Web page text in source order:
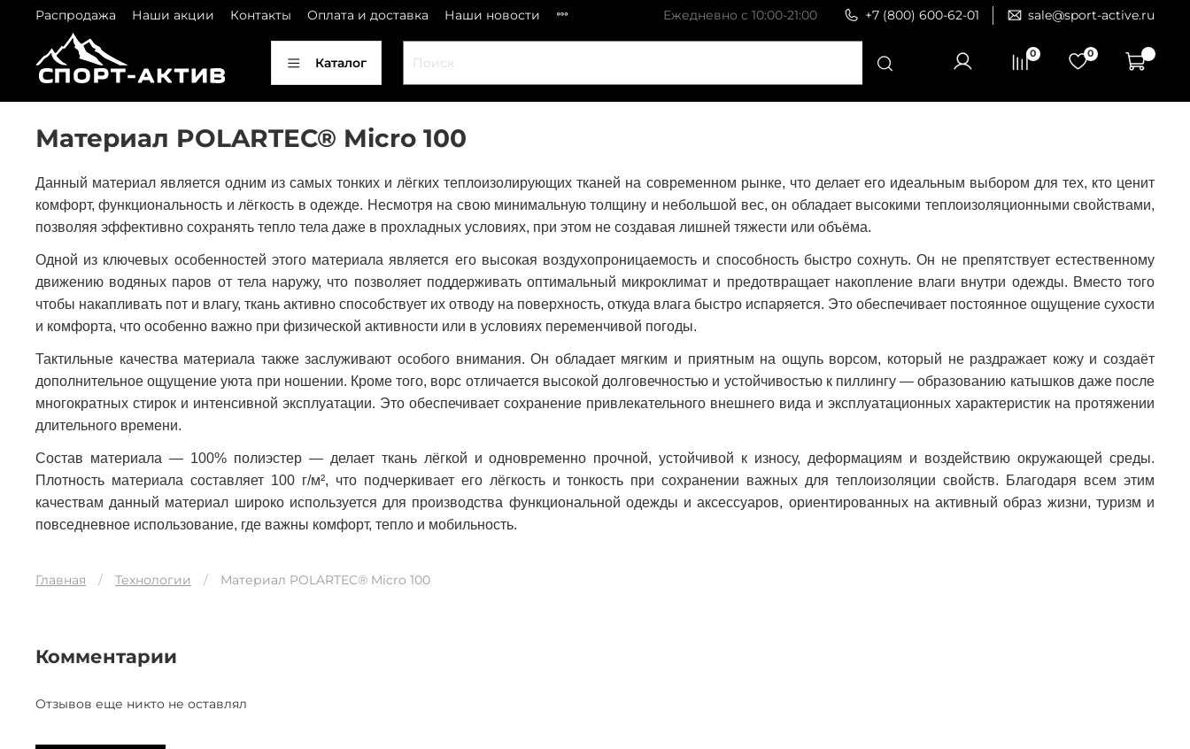
Распродажа Наши акции Контакты Оплата и доставка Наши новости Ежедневно с 10:00-21:00 +7 (800) 600-62-01 sale@sport-active.ru
Каталог
0 0
Материал POLARTEC® Micro 100
Данный материал является одним из самых тонких и лёгких теплоизолирующих тканей на современном рынке, что делает его идеальным выбором для тех, кто ценит
комфорт, функциональность и лёгкость в одежде. Несмотря на свою минимальную толщину и небольшой вес, он обладает высокими теплоизоляционными свойствами,
позволяя эффективно сохранять тепло тела даже в прохладных условиях, при этом не создавая лишней тяжести или объёма.
Одной из ключевых особенностей этого материала является его высокая воздухопроницаемость и способность быстро сохнуть. Он не препятствует естественному
движению водяных паров от тела наружу, что позволяет поддерживать оптимальный микроклимат и предотвращает накопление влаги внутри одежды. Вместо того
чтобы накапливать пот и влагу, ткань активно способствует их отводу на поверхность, откуда влага быстро испаряется. Это обеспечивает постоянное ощущение сухости
и комфорта, что особенно важно при физической активности или в условиях переменчивой погоды.
Тактильные качества материала также заслуживают особого внимания. Он обладает мягким и приятным на ощупь ворсом, который не раздражает кожу и создаёт
дополнительное ощущение уюта при ношении. Кроме того, ворс отличается высокой долговечностью и устойчивостью к пиллингу — образованию катышков даже после
многократных стирок и интенсивной эксплуатации. Это обеспечивает сохранение привлекательного внешнего вида и эксплуатационных характеристик на протяжении
длительного времени.
Состав материала — 100% полиэстер — делает ткань лёгкой и одновременно прочной, устойчивой к износу, деформациям и воздействию окружающей среды.
Плотность материала составляет 100 г/м², что подчеркивает его лёгкость и тонкость при сохранении важных для теплоизоляции свойств. Благодаря всем этим
качествам данный материал широко используется для производства функциональной одежды и аксессуаров, ориентированных на активный образ жизни, туризм и
повседневное использование, где важны комфорт, тепло и мобильность.
Главная Технологии Материал POLARTEC® Micro 100
Комментарии
Отзывов еще никто не оставлял